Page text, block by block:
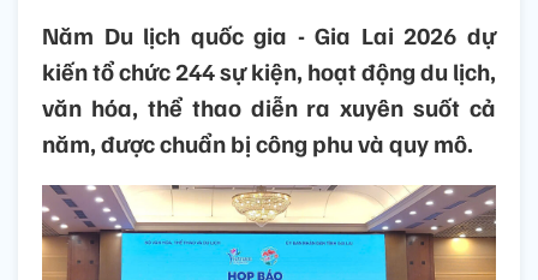
Năm Du lịch quốc gia - Gia Lai 2026 dự
kiến tổ chức 244 sự kiện, hoạt động du lịch,
văn hóa, thể thao diễn ra xuyên suốt cả
năm, được chuẩn bị công phu và quy mô.